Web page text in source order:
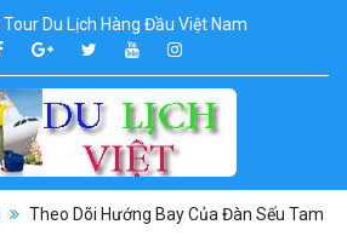
Du Lịch Hàng Đầu Việt Nam
Theo Dõi Hướng Bay Của Đàn Sếu Tam